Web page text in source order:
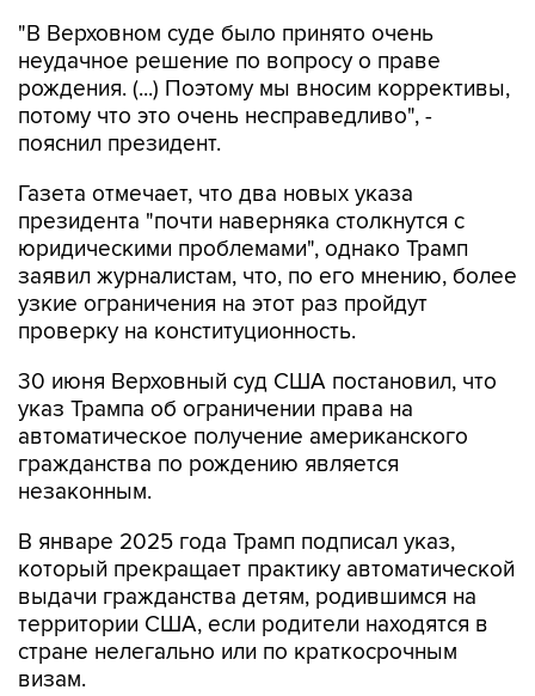
"В Верховном суде было принято очень
неудачное решение по вопросу о праве
рождения. (...) Поэтому мы вносим коррективы,
потому что это очень несправедливо", -
пояснил президент.
Газета отмечает, что два новых указа
президента "почти наверняка столкнутся с
юридическими проблемами", однако Трамп
заявил журналистам, что, по его мнению, более
узкие ограничения на этот раз пройдут
проверку на конституционность.
30 июня Верховный суд США постановил, что
указ Трампа об ограничении права на
автоматическое получение американского
гражданства по рождению является
незаконным.
В январе 2025 года Трамп подписал указ,
который прекращает практику автоматической
выдачи гражданства детям, родившимся на
территории США, если родители находятся в
стране нелегально или по краткосрочным
визам.